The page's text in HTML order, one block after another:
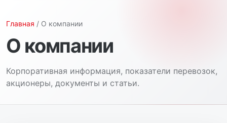
Главная / О компании
О компании
Корпоративная информация, показатели перевозок,
акционеры, документы и статьи.